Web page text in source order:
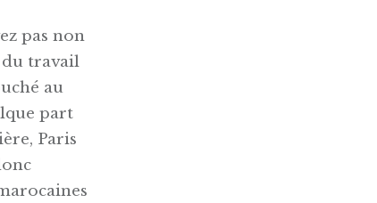
pas non
du travail
au
part
Paris